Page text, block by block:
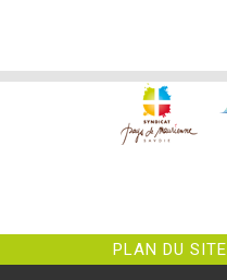
PLAN DU SITE